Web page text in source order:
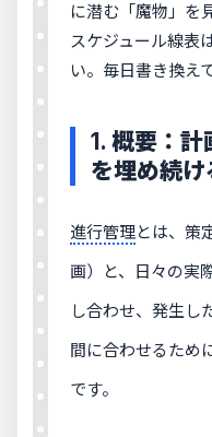
に潜む「魔物」を
スケジュール線表
い。毎日書き換え
1. 概要：計
を埋め続け
進行管理とは、策
画）と、日々の実
し合わせ、発生し
間に合わせるため
です。